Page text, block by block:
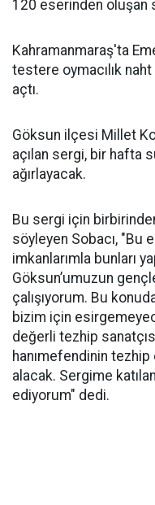
120 eserinden oluşan
Kahramanmaraş'ta
testere oymacılık
açtı.
Göksun ilçesi Millet
açılan sergi, bir hafta
ağırlayacak.
Bu sergi için
söyleyen Sobacı, "Bu
imkanlarımla bunları
Göksun’umuzun
çalışıyorum. Bu
bizim için
değerli tezhip
hanımefendinin
alacak. Sergime
ediyorum" dedi.